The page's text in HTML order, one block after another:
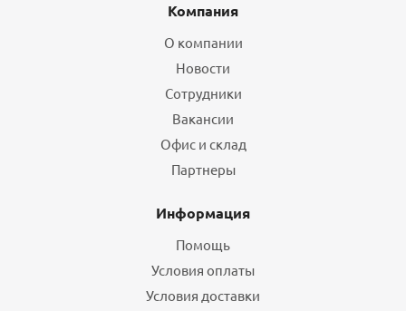
Компания
О компании
Новости
Сотрудники
Вакансии
Офис и склад
Партнеры
Информация
Помощь
Условия оплаты
Условия доставки